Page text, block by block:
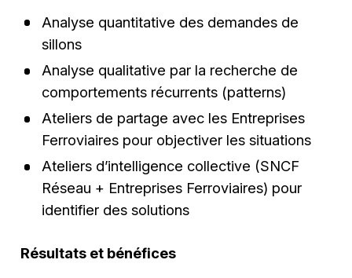
Analyse quantitative des demandes de
sillons
Analyse qualitative par la recherche de
comportements récurrents (patterns)
Ateliers de partage avec les Entreprises
Ferroviaires pour objectiver les situations
Ateliers d’intelligence collective (SNCF
Réseau + Entreprises Ferroviaires) pour
identifier des solutions
Résultats et bénéfices